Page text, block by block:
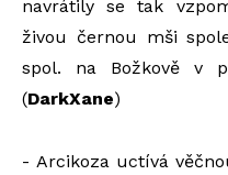
navrátily se tak
živou černou mši
spol. na Božkově v
(DarkXane)
- Arcikoza uctívá